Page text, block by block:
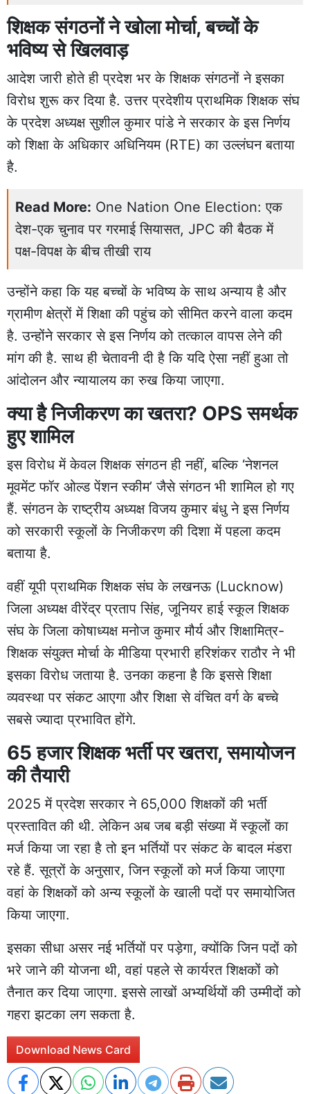
शिक्षक संगठनों ने खोला मोर्चा, बच्चों के
भविष्य से खिलवाड़
आदेश जारी होते ही प्रदेश भर के शिक्षक संगठनों ने इसका
विरोध शुरू कर दिया है. उत्तर प्रदेशीय प्राथमिक शिक्षक संघ
के प्रदेश अध्यक्ष सुशील कुमार पांडे ने सरकार के इस निर्णय
को शिक्षा के अधिकार अधिनियम (RTE) का उल्लंघन बताया
है.
Read More: One Nation One Election: एक
देश-एक चुनाव पर गरमाई सियासत, JPC की बैठक में
पक्ष-विपक्ष के बीच तीखी राय
उन्होंने कहा कि यह बच्चों के भविष्य के साथ अन्याय है और
ग्रामीण क्षेत्रों में शिक्षा की पहुंच को सीमित करने वाला कदम
है. उन्होंने सरकार से इस निर्णय को तत्काल वापस लेने की
मांग की है. साथ ही चेतावनी दी है कि यदि ऐसा नहीं हुआ तो
आंदोलन और न्यायालय का रुख किया जाएगा.
क्या है निजीकरण का खतरा? OPS समर्थक
हुए शामिल
इस विरोध में केवल शिक्षक संगठन ही नहीं, बल्कि ‘नेशनल
मूवमेंट फॉर ओल्ड पेंशन स्कीम’ जैसे संगठन भी शामिल हो गए
हैं. संगठन के राष्ट्रीय अध्यक्ष विजय कुमार बंधु ने इस निर्णय
को सरकारी स्कूलों के निजीकरण की दिशा में पहला कदम
बताया है.
वहीं यूपी प्राथमिक शिक्षक संघ के लखनऊ (Lucknow)
जिला अध्यक्ष वीरेंद्र प्रताप सिंह, जूनियर हाई स्कूल शिक्षक
संघ के जिला कोषाध्यक्ष मनोज कुमार मौर्य और शिक्षामित्र-
शिक्षक संयुक्त मोर्चा के मीडिया प्रभारी हरिशंकर राठौर ने भी
इसका विरोध जताया है. उनका कहना है कि इससे शिक्षा
व्यवस्था पर संकट आएगा और शिक्षा से वंचित वर्ग के बच्चे
सबसे ज्यादा प्रभावित होंगे.
65 हजार शिक्षक भर्ती पर खतरा, समायोजन
की तैयारी
2025 में प्रदेश सरकार ने 65,000 शिक्षकों की भर्ती
प्रस्तावित की थी. लेकिन अब जब बड़ी संख्या में स्कूलों का
मर्ज किया जा रहा है तो इन भर्तियों पर संकट के बादल मंडरा
रहे हैं. सूत्रों के अनुसार, जिन स्कूलों को मर्ज किया जाएगा
वहां के शिक्षकों को अन्य स्कूलों के खाली पदों पर समायोजित
किया जाएगा.
इसका सीधा असर नई भर्तियों पर पड़ेगा, क्योंकि जिन पदों को
भरे जाने की योजना थी, वहां पहले से कार्यरत शिक्षकों को
तैनात कर दिया जाएगा. इससे लाखों अभ्यर्थियों की उम्मीदों को
गहरा झटका लग सकता है.
Download News Card